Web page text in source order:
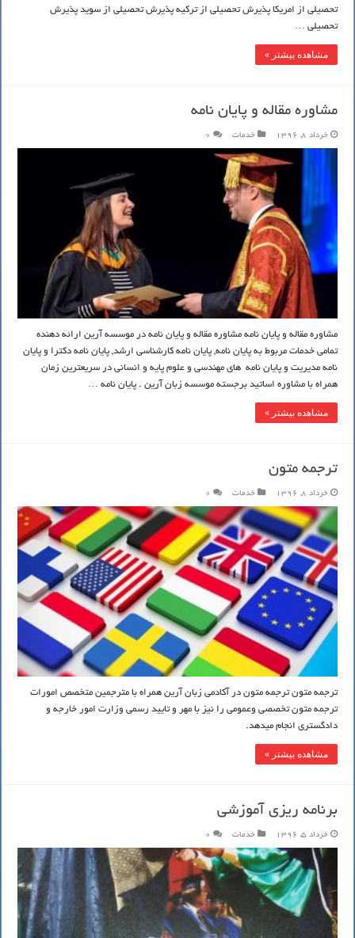
تحصیلی از امریکا پذیرش تحصیلی از ترکیه پذیرش تحصیلی از سوید پذیرش
تحصیلی …
مشاهده بیشتر »
مشاوره مقاله و پایان نامه
خرداد 8, 1396 خدمات 0
مشاوره مقاله و پایان نامه مشاوره مقاله و پایان نامه در موسسه آرین ارائه دهنده
تمامی خدمات مربوط به پایان نامه, پایان نامه کارشناسی ارشد, پایان نامه دکترا و پایان
نامه مدیریت و پایان نامه های مهندسی و علوم پایه و انسانی در سریعترین زمان
همراه با مشاوره اساتید برجسته موسسه زبان آرین . پایان نامه …
مشاهده بیشتر »
ترجمه متون
خرداد 8, 1396 خدمات 0
ترجمه متون ترجمه متون در آکادمی زبان آرین همراه با مترجمین متخصص امورات
ترجمه متون تخصصی وعمومی را نیز با مهر و تایید رسمی وزارت امور خارجه و
دادگستری انجام میدهد.
مشاهده بیشتر »
برنامه ریزی آموزشی
خرداد 5, 1396 خدمات 0